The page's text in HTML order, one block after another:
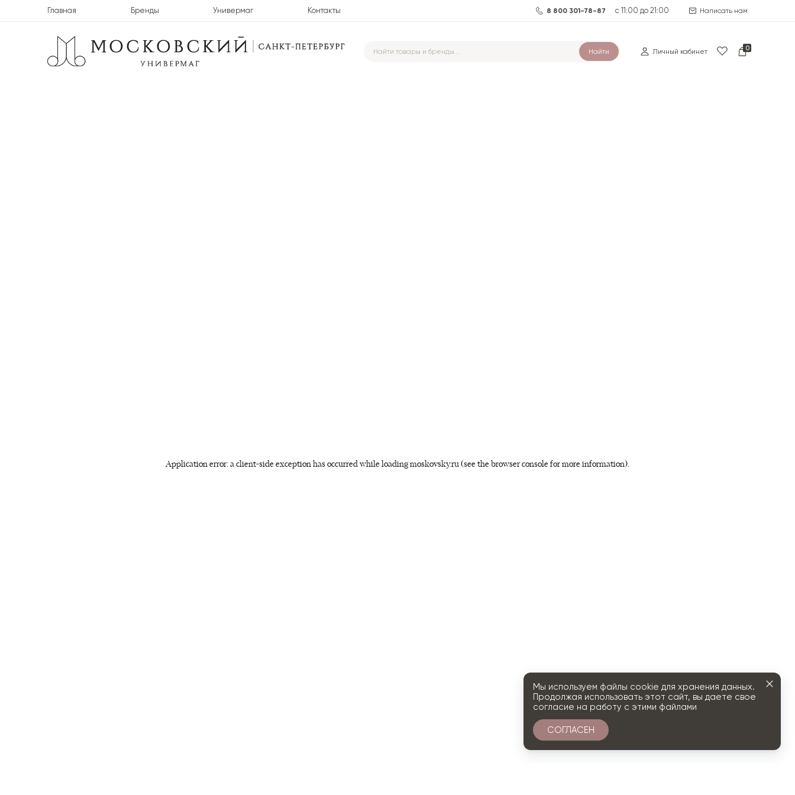
Главная Бренды Универмаг Контакты 8 800 301-78-87 с 11:00 до 21:00 Написать нам
Найти Личный кабинет 0
Application error: a client-side exception has occurred while loadingmoskovsky.ru (see the browser console for more information).
Мы используем файлы cookie для хранения данных.
Продолжая использовать этот сайт, вы даете свое
согласие на работу с этими файлами
СОГЛАСЕН